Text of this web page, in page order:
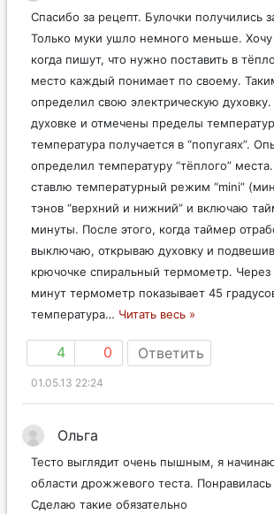
Спасибо за рецепт. Булочки получились
Только муки ушло немного меньше. Хочу
когда пишут, что нужно поставить в
место каждый понимает по своему.
определил свою электрическую
духовке и отмечены пределы
температура получается в “попугаях”.
определил температуру “тёплого”
ставлю температурный режим “mini”
тэнов “верхний и нижний” и включаю
минуты. После этого, когда таймер
выключаю, открываю духовку и
крючочке спиральный термометр. Через
минут термометр показывает 45
температура… Читать весь »
4 0 Ответить
01.05.13 22:24
Ольга
Тесто выглядит очень пышным, я
области дрожжевого теста. Понравилась
Сделаю такие обязательно